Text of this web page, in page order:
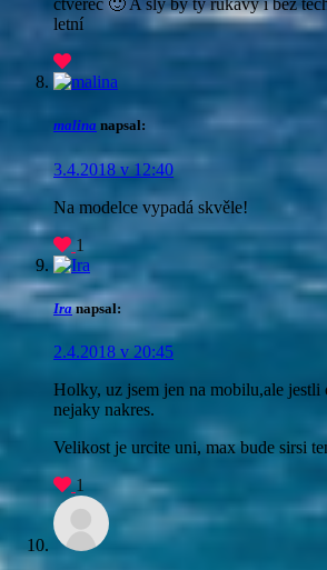
čtverec 🙂 A šly by ty rukávy i bez
letní
malina napsal:
3.4.2018 v 12:40
Na modelce vypadá skvěle!
1
Ira napsal:
2.4.2018 v 20:45
Holky, uz jsem jen na mobilu,ale jestli
nejaky nakres.
Velikost je urcite uni, max bude sirsi
1